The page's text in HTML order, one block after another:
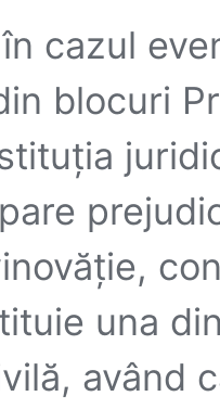
cazul
blocuri
una
având